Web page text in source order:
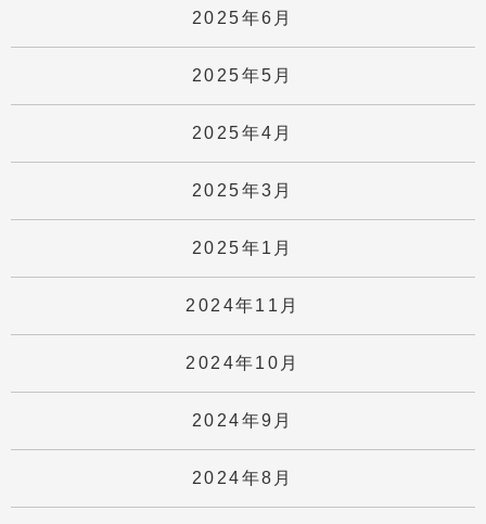
2025年6月
2025年5月
2025年4月
2025年3月
2025年1月
2024年11月
2024年10月
2024年9月
2024年8月